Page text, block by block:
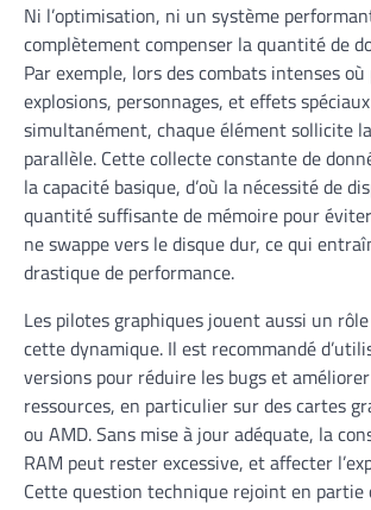
Ni l’optimisation, ni un système
complètement compenser la quantité de
Par exemple, lors des combats intenses
explosions, personnages, et effets
simultanément, chaque élément sollicite
parallèle. Cette collecte constante de
la capacité basique, d’où la nécessité de
quantité suffisante de mémoire pour
ne swappe vers le disque dur, ce qui
drastique de performance.
Les pilotes graphiques jouent aussi un
cette dynamique. Il est recommandé
versions pour réduire les bugs et
ressources, en particulier sur des cartes
ou AMD. Sans mise à jour adéquate, la
RAM peut rester excessive, et affecter
Cette question technique rejoint en partie